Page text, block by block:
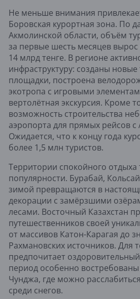
Не меньше внимания
Боровская курортная зона. По
Акмолинской области, объём
за первые шесть месяцев вырос
14 млрд тенге. В регионе
инфраструктуру: созданы новые
площадки, построена
экотропа с игровыми
вертолётная экскурсия. Кроме
возможность строительства
аэропорта для прямых рейсов с
Ожидается, что к концу года
более 1,5 млн туристов.
Территории спокойного отдыха
популярности. Бурабай,
зимой превращаются в
декорации с замёрзшими
лесами. Восточный Казахстан
путешественников своей
от массивов Катон-Карагая до
Рахмановских источников. Для
предпочитает
период особенно
Чунджа, где можно
среди снегов.